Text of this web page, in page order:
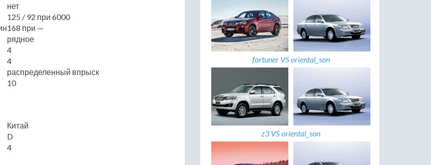
нет
125 / 92 при 6000
168 при —
рядное
4
4
распределенный впрыск
10
Китай
D
4
fortuner VS oriental_son
z3 VS oriental_son